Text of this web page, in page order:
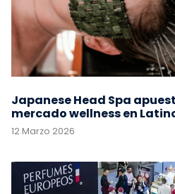
Japanese Head Spa
mercado wellness en
12 Marzo 2026